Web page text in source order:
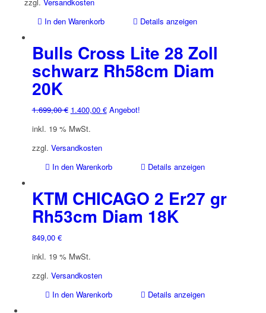
In den Warenkorb
Details anzeigen
Bulls Cross Lite 28 Zoll
schwarz Rh58cm Diam
20K
1.699,00€ Ursprünglicher
war:
1.699,00 €
1.400,00 €Aktueller
Angebot!
inkl. 19 % MwSt.
zzgl. Versandkosten
In den Warenkorb
Details anzeigen
KTM CHICAGO 2 Er27 gr
Rh53cm Diam 18K
849,00 €
inkl. 19 % MwSt.
zzgl. Versandkosten
In den Warenkorb
Details anzeigen